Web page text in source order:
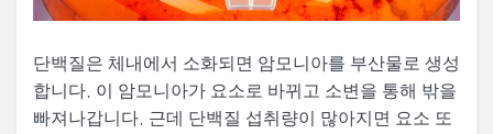
단백질은 체내에서 소화되면 암모니아를 부산물로 생성
합니다. 이 암모니아가 요소로 바뀌고 소변을 통해 밖을
빠져나갑니다. 근데 단백질 섭취량이 많아지면 요소 또